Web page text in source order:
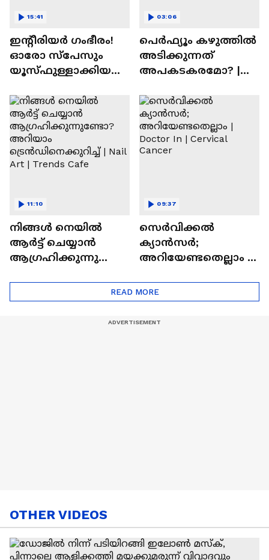
ഇന്റീരിയർ ഗംഭീരം!
ഓരോ സ്‌പേസും
യൂസ്ഫുള്ളാക്കിയ
15:41
പെർഫ്യൂം കഴുത്തിൽ
അടിക്കുന്നത്
അപകടകരമോ? |
03:06
നിങ്ങൾ നെയിൽ
ആർട്ട് ചെയ്യാൻ
ആഗ്രഹിക്കുന്നുണ്ടോ
ട്രെൻഡിനെക്കുറിച്ച് |
Nail Art | Trends Cafe
11:10
സെർവിക്കൽ
ക്യാൻസർ;
അറിയേണ്ടതെല്ലാം |
Cancer
09:37
READ MORE
OTHER VIDEOS